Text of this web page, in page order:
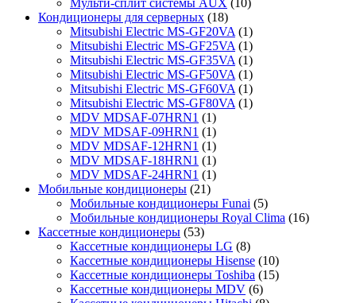
Мульти-сплит системы AUX (10)
Кондиционеры для серверных (18)
Mitsubishi Electric MS-GF20VA (1)
Mitsubishi Electric MS-GF25VA (1)
Mitsubishi Electric MS-GF35VA (1)
Mitsubishi Electric MS-GF50VA (1)
Mitsubishi Electric MS-GF60VA (1)
Mitsubishi Electric MS-GF80VA (1)
MDV MDSAF-07HRN1 (1)
MDV MDSAF-09HRN1 (1)
MDV MDSAF-12HRN1 (1)
MDV MDSAF-18HRN1 (1)
MDV MDSAF-24HRN1 (1)
Мобильные кондиционеры (21)
Мобильные кондиционеры Funai (5)
Мобильные кондиционеры Royal Clima (16)
Кассетные кондиционеры (53)
Кассетные кондиционеры LG (8)
Кассетные кондиционеры Hisense (10)
Кассетные кондиционеры Toshiba (15)
Кассетные кондиционеры MDV (6)